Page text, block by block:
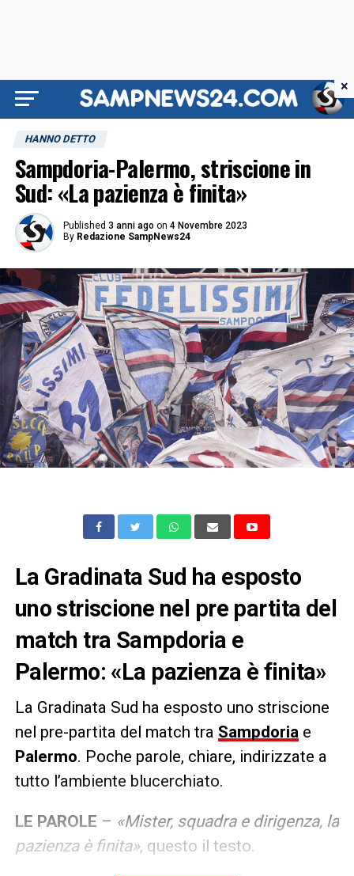
HANNO DETTO
Sampdoria-Palermo, striscione in
Sud: «La pazienza è finita»
Published 3 anni ago on 4 Novembre 2023
By Redazione SampNews24
La Gradinata Sud ha esposto
uno striscione nel pre partita del
match tra Sampdoria e
Palermo: «La pazienza è finita»
La Gradinata Sud ha esposto uno striscione
nel pre-partita del match tra Sampdoriae
Palermo. Poche parole, chiare, indirizzate a
tutto l’ambiente blucerchiato.
LE PAROLE – «Mister, squadra e dirigenza, la
pazienza è finita», questo il testo.
×